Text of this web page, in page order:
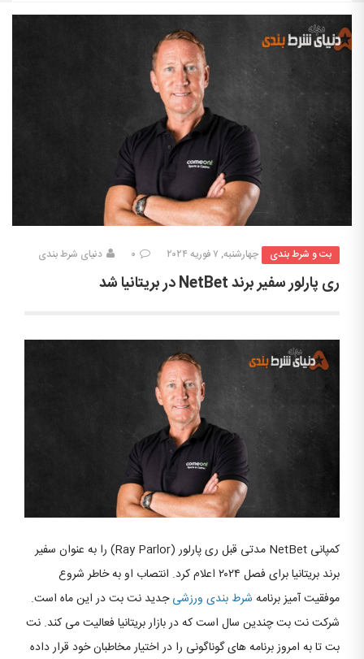
بت و شرط بندی چهارشنبه, ۷ فوریه ۲۰۲۴ ۰ دنیای شرط بندی
ری پارلور سفیر برند NetBet در بریتانیا شد
کمپانی NetBet مدتی قبل ری پارلور (Ray Parlor) را به عنوان سفیر
برند بریتانیا برای فصل ۲۰۲۴ اعلام کرد. انتصاب او به خاطر شروع
موفقیت آمیز برنامه شرط بندی ورزشیجدید نت بت در این ماه است.
شرکت نت بت چندین سال است که در بازار بریتانیا فعالیت می کند. نت
بت تا به امروز برنامه های گوناگونی را در اختیار مخاطبان خود قرار داده